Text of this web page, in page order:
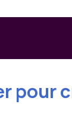
pour